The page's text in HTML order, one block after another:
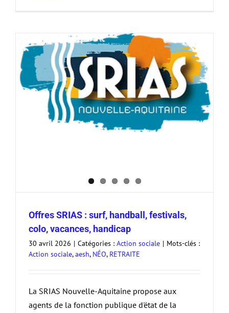
Offres SRIAS : surf, handball, festivals,
colo, vacances, handicap
30 avril 2026 | Catégories : Action sociale | Mots-clés :
Action sociale,aesh, NÉO, RETRAITE
La SRIAS Nouvelle-Aquitaine propose aux
agents de la fonction publique d'état de la